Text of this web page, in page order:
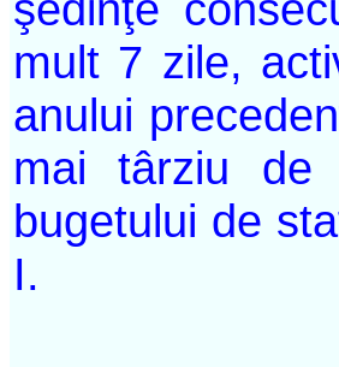
mult 7 zile,
anului
mai târziu
bugetului de
I.